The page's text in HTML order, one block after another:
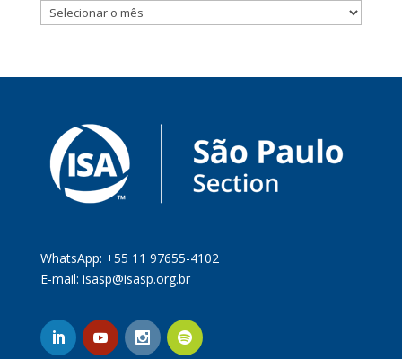
Arquivo
WhatsApp: +55 11 97655-4102
E-mail: isasp@isasp.org.br